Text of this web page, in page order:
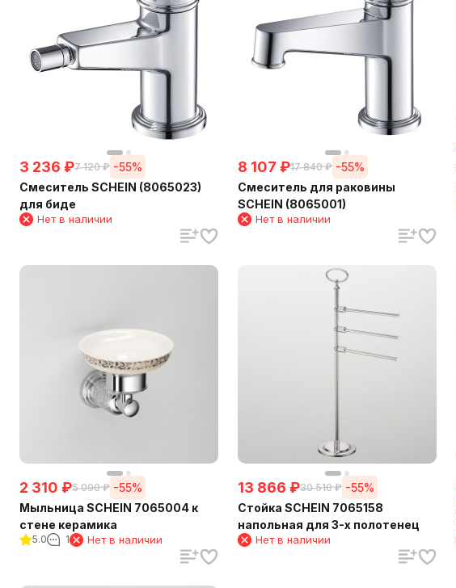
3 236 ₽7 120 ₽ -55%
Смеситель SCHEIN (8065023)
для биде
Нет в наличии
8 107 ₽17 840 ₽ -55%
Смеситель для раковины
SCHEIN (8065001)
Нет в наличии
2 310 ₽5 090 ₽ -55%
Мыльница SCHEIN 7065004 к
стене керамика
5.0 1 Нет в наличии
13 866 ₽30 510 ₽ -55%
Стойка SCHEIN 7065158
напольная для 3-х полотенец
Нет в наличии